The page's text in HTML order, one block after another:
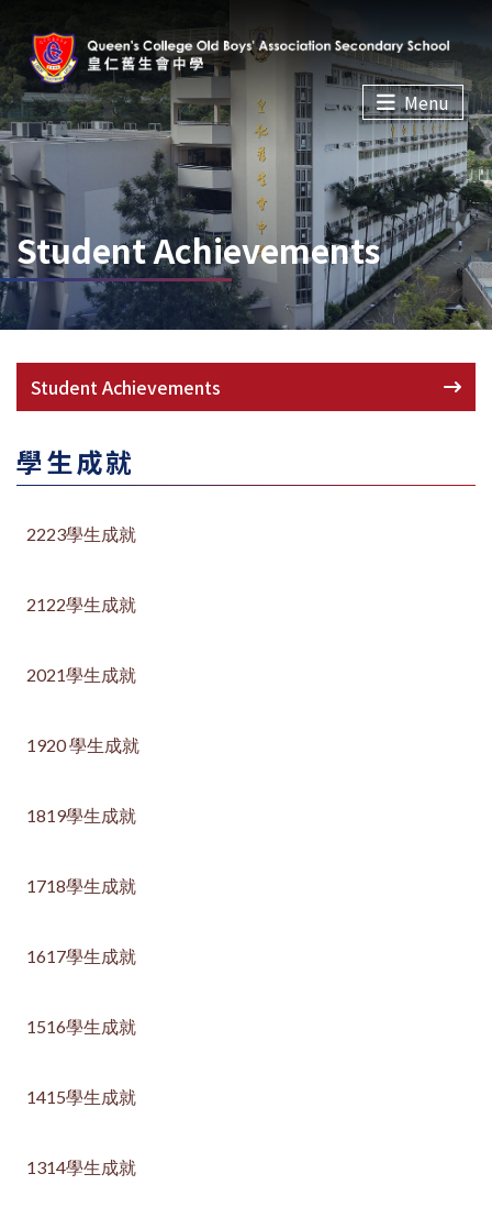
Menu
Student Achievements
Student Achievements
學生成就
2223學生成就
2122學生成就
2021學生成就
1920 學生成就
1819學生成就
1718學生成就
1617學生成就
1516學生成就
1415學生成就
1314學生成就